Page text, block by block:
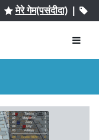
मेरे गेम(पसंदीदा)|